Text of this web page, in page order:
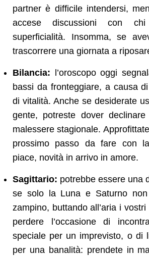
partner è difficile intendersi,
accese discussioni con
superficialità. Insomma, se
trascorrere una giornata a
Bilancia: l’oroscopo oggi
bassi da fronteggiare, a causa
di vitalità. Anche se desiderate
gente, potreste dover
malessere stagionale.
prossimo passo da fare con
piace, novità in arrivo in amore.
Sagittario: potrebbe essere una
se solo la Luna e Saturno
zampino, buttando all’aria i
perdere l’occasione di
speciale per un imprevisto, o di
per una banalità: prendete in